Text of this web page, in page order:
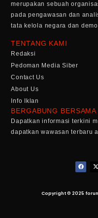
merupakan sebuah
pada pengawasan dan
tata kelola negara dan
TENTANG KAMI
Redaksi
Pedoman Media Siber
Contact Us
About Us
Info Iklan
BERGABUNG BERSAMA
Dapatkan informasi terkini
dapatkan wawasan terbaru
Copyright © 2025